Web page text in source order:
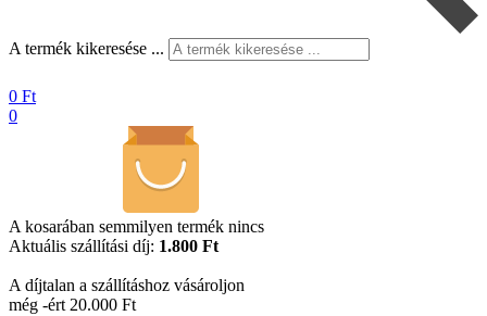
A termék kikeresése ...
0 Ft
0
A kosarában semmilyen termék nincs
Aktuális szállítási díj: 1.800 Ft
A díjtalan a szállításhoz vásároljon
még -ért 20.000 Ft